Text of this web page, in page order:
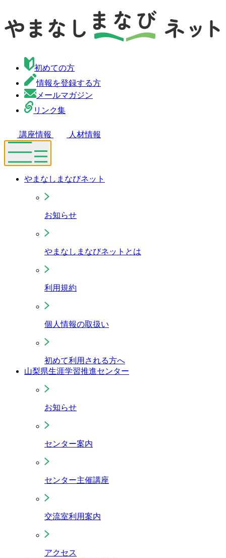
初めての方
情報を登録する方
メールマガジン
リンク集
講座情報 人材情報
やまなしまなびネット
お知らせ
やまなしまなびネットとは
利用規約
個人情報の取扱い
初めて利用される方へ
山梨県生涯学習推進センター
お知らせ
センター案内
センター主催講座
交流室利用案内
アクセス